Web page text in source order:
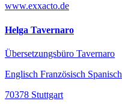
www.exxacto.de
Helga Tavernaro
Übersetzungsbüro Tavernaro
Englisch Französisch Spanisch
70378 Stuttgart